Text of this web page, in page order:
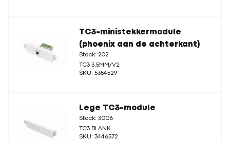
TC3-ministekkermodule
(phoenix aan de achterkant)
Stock: 202
TC3 3.5MM/V2
SKU: 5354529
Lege TC3-module
Stock: 3006
TC3 BLANK
SKU: 3446572